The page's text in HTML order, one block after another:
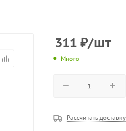
311 ₽/шт
Много
Рассчитать доставку